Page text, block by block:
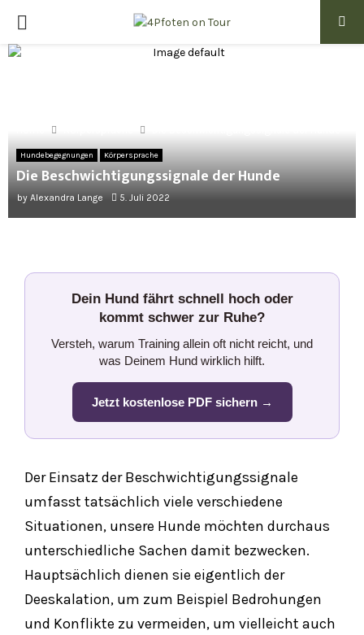
PRIMARY
MENU
Hundebegegnungen Körpersprache
Die Beschwichtigungssignale der Hunde
by Alexandra Lange 5. Juli 2022
Dein Hund fährt schnell hoch oder
kommt schwer zur Ruhe?
Versteh, warum Training allein oft nicht reicht, und
was Deinem Hund wirklich hilft.
Jetzt kostenlose PDF sichern →
Der Einsatz der Beschwichtigungssignale
umfasst tatsächlich viele verschiedene
Situationen, unsere Hunde möchten durchaus
unterschiedliche Sachen damit bezwecken.
Hauptsächlich dienen sie eigentlich der
Deeskalation, um zum Beispiel Bedrohungen
und Konflikte zu vermeiden, um vielleicht auch